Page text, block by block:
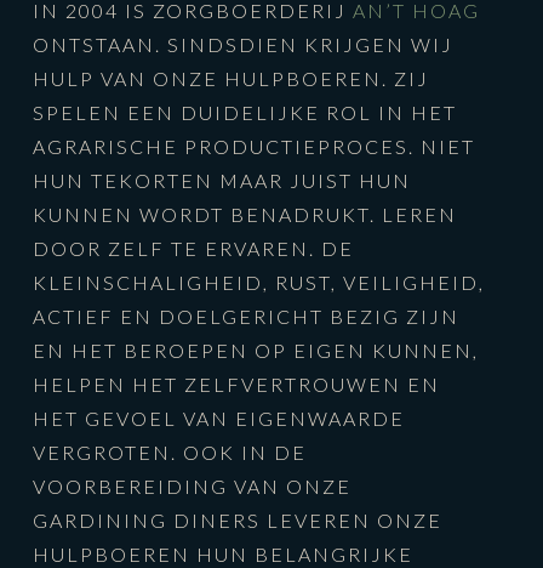
IN 2004 IS ZORGBOERDERIJ AN’T HOAG
ONTSTAAN. SINDSDIEN KRIJGEN WIJ
HULP VAN ONZE HULPBOEREN. ZIJ
SPELEN EEN DUIDELIJKE ROL IN HET
AGRARISCHE PRODUCTIEPROCES. NIET
HUN TEKORTEN MAAR JUIST HUN
KUNNEN WORDT BENADRUKT. LEREN
DOOR ZELF TE ERVAREN. DE
KLEINSCHALIGHEID, RUST, VEILIGHEID,
ACTIEF EN DOELGERICHT BEZIG ZIJN
EN HET BEROEPEN OP EIGEN KUNNEN,
HELPEN HET ZELFVERTROUWEN EN
HET GEVOEL VAN EIGENWAARDE
VERGROTEN. OOK IN DE
VOORBEREIDING VAN ONZE
GARDINING DINERS LEVEREN ONZE
HULPBOEREN HUN BELANGRIJKE